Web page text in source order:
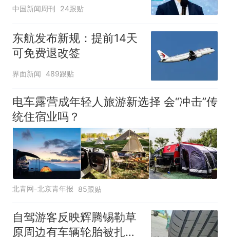
中国新闻周刊 24跟贴
东航发布新规：提前14天
可免费退改签
界面新闻 489跟贴
电车露营成年轻人旅游新选择 会“冲击”传
统住宿业吗？
北青网-北京青年报 85跟贴
自驾游客反映辉腾锡勒草
原周边有车辆轮胎被扎，